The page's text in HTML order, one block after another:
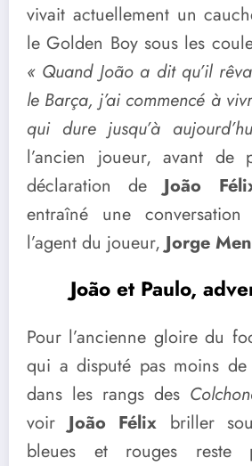
vivait actuellement un
le Golden Boy sous les
« Quand João a dit qu’il
le Barça, j’ai commencé à
qui dure jusqu’à
l’ancien joueur, avant de
déclaration de João
entraîné une conversation
l’agent du joueur, Jorge
João et Paulo,
Pour l’ancienne gloire du
qui a disputé pas moins
dans les rangs des
voirJoão Félix briller
bleues et rouges reste